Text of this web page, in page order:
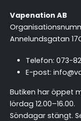
Vapenation AB
Annelundsgatan
Telefon: 073-
E-post:
Butiken har öppet
lördag 12.00–16.00.
Söndagar stängt.